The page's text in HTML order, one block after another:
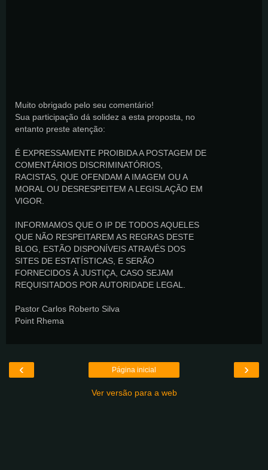
Muito obrigado pelo seu comentário!
Sua participação dá solidez a esta proposta, no
entanto preste atenção:
É EXPRESSAMENTE PROIBIDA A POSTAGEM DE
COMENTÁRIOS DISCRIMINATÓRIOS,
RACISTAS, QUE OFENDAM A IMAGEM OU A
MORAL OU DESRESPEITEM A LEGISLAÇÃO EM
VIGOR.
INFORMAMOS QUE O IP DE TODOS AQUELES
QUE NÃO RESPEITAREM AS REGRAS DESTE
BLOG, ESTÃO DISPONÍVEIS ATRAVÉS DOS
SITES DE ESTATÍSTICAS, E SERÃO
FORNECIDOS À JUSTIÇA, CASO SEJAM
REQUISITADOS POR AUTORIDADE LEGAL.
Pastor Carlos Roberto Silva
Point Rhema
‹ ›
Página inicial
Ver versão para a web